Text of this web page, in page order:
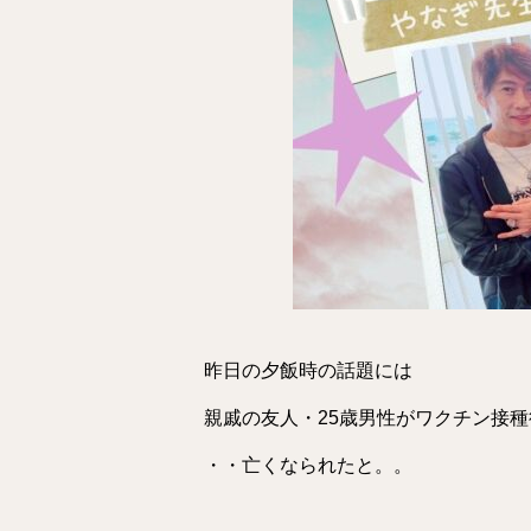
昨日の夕飯時の話題には
親戚の友人・25歳男性がワクチン接
・・亡くなられたと。。